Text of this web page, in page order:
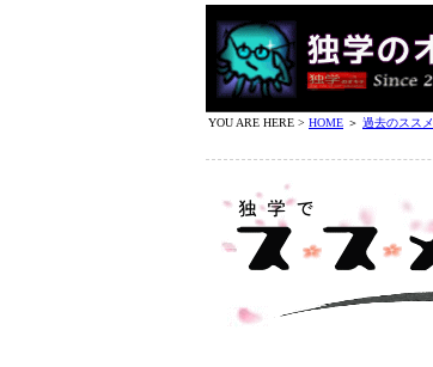
YOU ARE HERE > HOME ＞ 過去のススメ